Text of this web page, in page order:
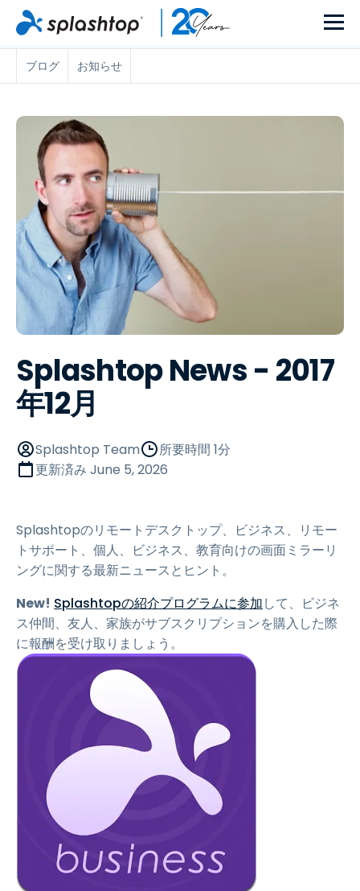
ブログ お知らせ
Splashtop News - 2017
年12月
Splashtop Team
所要時間 1分
更新済み June 5, 2026
Splashtopのリモートデスクトップ、ビジネス、リモー
トサポート、個人、ビジネス、教育向けの画面ミラーリ
ングに関する最新ニュースとヒント。
New! Splashtopの紹介プログラムに参加して、ビジネ
ス仲間、友人、家族がサブスクリプションを購入した際
に報酬を受け取りましょう。